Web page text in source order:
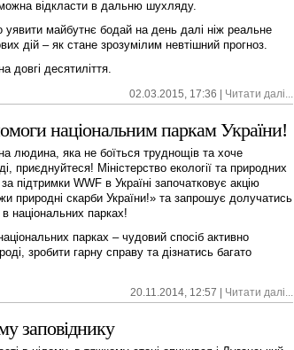
відкласти в дальню шухляду.
уявити майбутнє бодай на день далі ніж реальне
дій – як стане зрозумілим невтішний прогноз.
довгі десятиліття.
02.03.2015, 17:36 | Читати далі...
національним паркам України!
людина, яка не боїться труднощів та хоче
приєднуйтеся! Міністерство екології та природних
підтримки WWF в Україні започатковує акцію
природні скарби України!» та запрошує долучатись
національних парках!
парках – чудовий спосіб активно
зробити гарну справу та дізнатись багато
20.11.2014, 12:57 | Читати далі...
заповіднику